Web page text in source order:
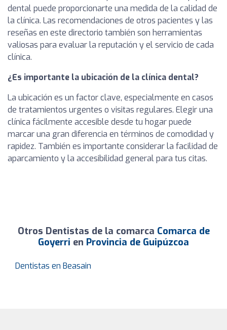
dental puede proporcionarte una medida de la calidad de
la clínica. Las recomendaciones de otros pacientes y las
reseñas en este directorio también son herramientas
valiosas para evaluar la reputación y el servicio de cada
clínica.
¿Es importante la ubicación de la clínica dental?
La ubicación es un factor clave, especialmente en casos
de tratamientos urgentes o visitas regulares. Elegir una
clínica fácilmente accesible desde tu hogar puede
marcar una gran diferencia en términos de comodidad y
rapidez. También es importante considerar la facilidad de
aparcamiento y la accesibilidad general para tus citas.
Otros Dentistas de la comarca Comarca de
Goyerri en Provincia de Guipúzcoa
Dentistas en Beasain